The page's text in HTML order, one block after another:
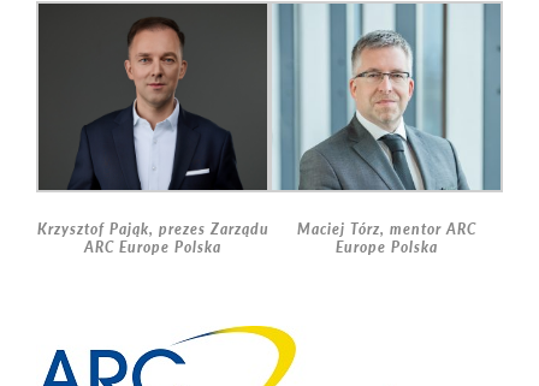
Krzysztof Pająk, prezes Zarządu
ARC Europe Polska
Maciej Tórz, mentor ARC
Europe Polska